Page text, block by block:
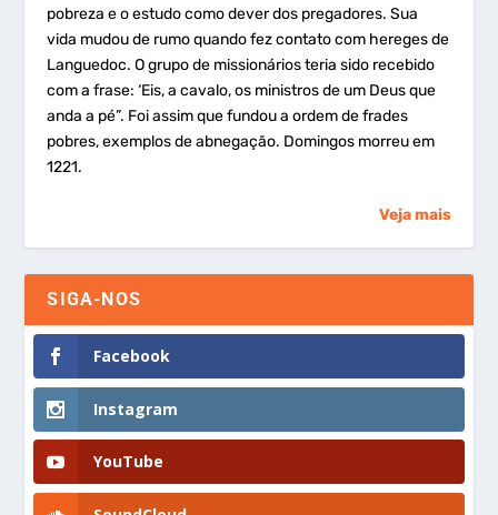
pobreza e o estudo como dever dos pregadores. Sua
vida mudou de rumo quando fez contato com hereges de
Languedoc. O grupo de missionários teria sido recebido
com a frase: ‘Eis, a cavalo, os ministros de um Deus que
anda a pé”. Foi assim que fundou a ordem de frades
pobres, exemplos de abnegação. Domingos morreu em
1221.
Veja mais
SIGA-NOS
Facebook
Instagram
YouTube